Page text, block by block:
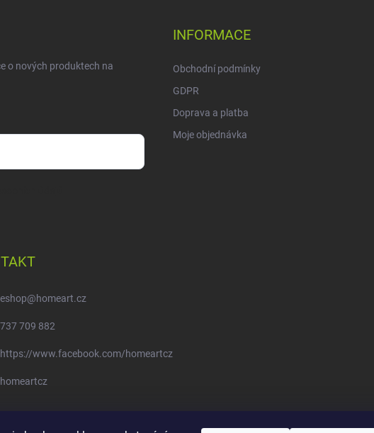
o nových produktech na
INFORMACE
Obchodní podmínky
GDPR
Doprava a platba
Moje objednávka
eshop@homeart.cz
737 709 882
https://www.facebook.com/homeartcz
homeartcz